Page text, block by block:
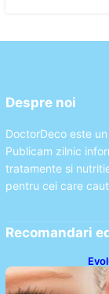
Despre noi
DoctorDeco este
Publicam zilnic
tratamente si
pentru cei care
Recomandari